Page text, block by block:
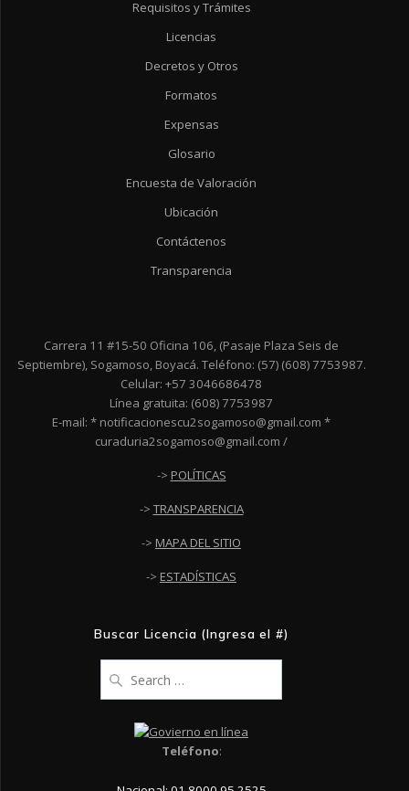
Requisitos y Trámites
Licencias
Decretos y Otros
Formatos
Expensas
Glosario
Encuesta de Valoración
Ubicación
Contáctenos
Transparencia
Carrera 11 #15-50 Oficina 106, (Pasaje Plaza Seis de
Septiembre), Sogamoso, Boyacá. Teléfono: (57) (608) 7753987.
Celular: +57 3046686478
Línea gratuita: (608) 7753987
E-mail: * notificacionescu2sogamoso@gmail.com *
curaduria2sogamoso@gmail.com /
-> POLÍTICAS
-> TRANSPARENCIA
-> MAPA DEL SITIO
-> ESTADÍSTICAS
Buscar Licencia (Ingresa el #)
for:
Teléfono: